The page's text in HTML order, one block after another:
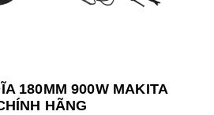
180MM 900W MAKITA
HÃNG